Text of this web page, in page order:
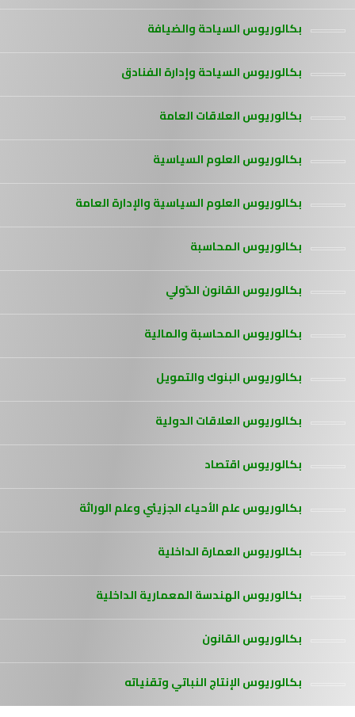
بكالوريوس السياحة والضيافة
بكالوريوس السياحة وإدارة الفنادق
بكالوريوس العلاقات العامة
بكالوريوس العلوم السياسية
بكالوريوس العلوم السياسية والإدارة العامة
بكالوريوس المحاسبة
بكالوريوس القانون الدّولي
بكالوريوس المحاسبة والمالية
بكالوريوس البنوك والتمويل
بكالوريوس العلاقات الدولية
بكالوريوس اقتصاد
بكالوريوس علم الأحياء الجزيئي وعلم الوراثة
بكالوريوس العمارة الداخلية
بكالوريوس الهندسة المعمارية الداخلية
بكالوريوس القانون
بكالوريوس الإنتاج النباتي وتقنياته